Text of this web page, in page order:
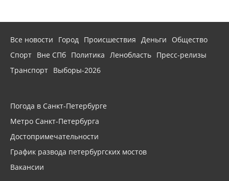
Все новости Город Происшествия Деньги
Общество
Спорт Вне СПб Политика Ленобласть Пресс-релизы
Транспорт Выборы-2026
Погода в Санкт-Петербурге
Метро Санкт-Петербурга
Достопримечательности
График развода петербургских мостов
Вакансии